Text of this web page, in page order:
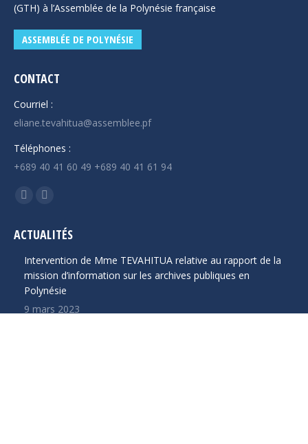
(GTH) à l’Assemblée de la Polynésie française
ASSEMBLÉE DE POLYNÉSIE
CONTACT
Courriel :
eliane.tevahitua@assemblee.pf
Téléphones :
+689 40 41 60 49 +689 40 41 61 94
Trouvez nous sur :
La
Facebook
s'ouvre
dans
une
nouvelle
La
YouTube
s'ouvre
dans
une
nouvelle
ACTUALITÉS
Intervention de Mme TEVAHITUA relative au rapport de la
mission d’information sur les archives publiques en
Polynésie
9 mars 2023